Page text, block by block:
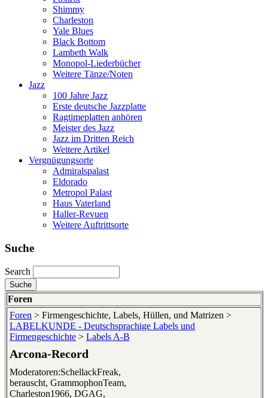
Shimmy
Charleston
Yale Blues
Black Bottom
Lambeth Walk
Monopol-Liederbücher
Weitere Tänze/Noten
Jazz
100 Jahre Jazz
Erste deutsche Jazzplatte
Ragtimeplatten anhören
Meister des Jazz
Jazz im Dritten Reich
Weitere Artikel
Vergnügungsorte
Admiralspalast
Eldorado
Metropol Palast
Haus Vaterland
Haller-Revuen
Weitere Auftrittsorte
Suche
Search
Foren
Foren > Firmengeschichte, Labels, Hüllen, und Matrizen >
LABELKUNDE - Deutschsprachige Labels und
Firmengeschichte > Labels A-B
Arcona-Record
Moderatoren:SchellackFreak,
berauscht, GrammophonTeam,
Charleston1966, DGAG,